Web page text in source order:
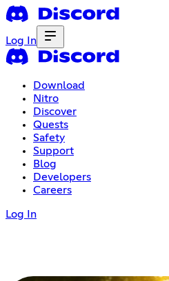
Log In
Download
Nitro
Discover
Quests
Safety
Support
Blog
Developers
Careers
Log In